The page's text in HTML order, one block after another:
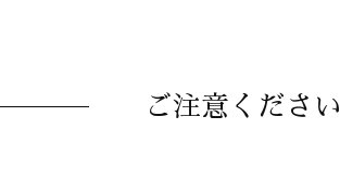
ご注意ください